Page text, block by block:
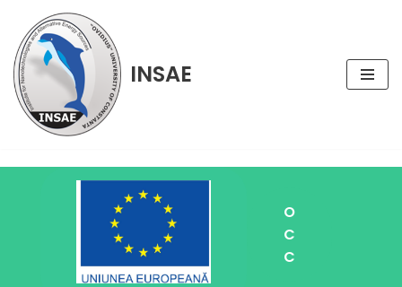
Sari
la
conținut
INSAE
O
C
C